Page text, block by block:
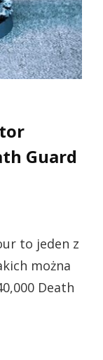
Guard
to jeden z
można
Death